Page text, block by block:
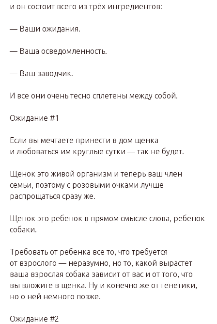
и он состоит всего из трёх ингредиентов:
— Ваши ожидания.
— Ваша осведомленность.
— Ваш заводчик.
И все они очень тесно сплетены между собой.
Ожидание #1
Если вы мечтаете принести в дом щенка
и любоваться им круглые сутки — так не будет.
Щенок это живой организм и теперь ваш член
семьи, поэтому с розовыми очками лучше
распрощаться сразу же.
Щенок это ребенок в прямом смысле слова, ребенок
собаки.
Требовать от ребенка все то, что требуется
от взрослого — неразумно, но то, какой вырастет
ваша взрослая собака зависит от вас и от того, что
вы вложите в щенка. Ну и конечно же от генетики,
но о ней немного позже.
Ожидание #2